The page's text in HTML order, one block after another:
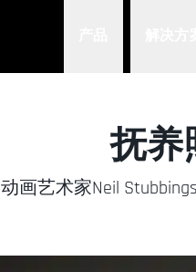
抚养
动画艺术家Neil